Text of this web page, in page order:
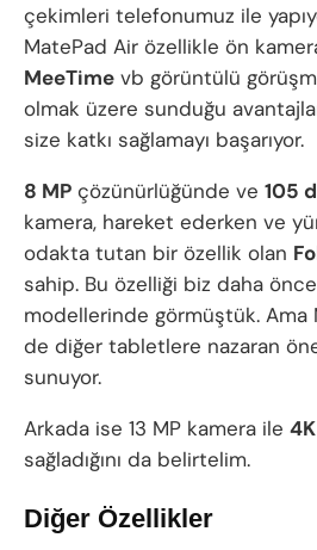
çekimleri telefonumuz ile
MatePad Air özellikle ön
MeeTime vb görüntülü
olmak üzere sunduğu
size katkı sağlamayı başarıyor.
8 MP çözünürlüğünde ve 105
kamera, hareket ederken ve
odakta tutan bir özellik olan
sahip. Bu özelliği biz daha
modellerinde görmüştük. Ama
de diğer tabletlere nazaran
sunuyor.
Arkada ise 13 MP kamera ile 4K
sağladığını da belirtelim.
Diğer Özellikler